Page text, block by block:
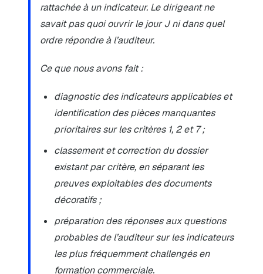
rattachée à un indicateur. Le dirigeant ne
savait pas quoi ouvrir le jour J ni dans quel
ordre répondre à l’auditeur.
Ce que nous avons fait :
diagnostic des indicateurs applicables et
identification des pièces manquantes
prioritaires sur les critères 1, 2 et 7 ;
classement et correction du dossier
existant par critère, en séparant les
preuves exploitables des documents
décoratifs ;
préparation des réponses aux questions
probables de l’auditeur sur les indicateurs
les plus fréquemment challengés en
formation commerciale.